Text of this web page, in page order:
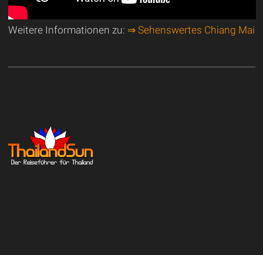
Weitere Informationen zu: ⇒ Sehenswertes Chiang Mai